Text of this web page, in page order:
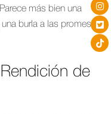
más bien una
burla a las promesas
de